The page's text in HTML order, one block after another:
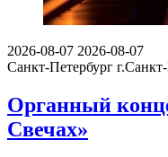
2026-08-07 2026-08-07
Санкт-Петербург
Органный
Свечах»